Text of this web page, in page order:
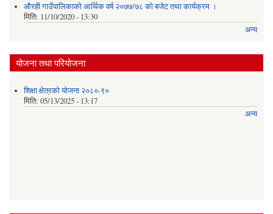
औरही गाउँपालिकाको आर्थिक वर्ष २०७७/७८ को बजेट तथा कार्यक्रम ।
मिति: 11/10/2020 - 13:30
अन्य
योजना तथा परियोजना
शिक्षा क्षेत्रको योजना २०८०-९०
मिति: 05/13/2025 - 13:17
अन्य